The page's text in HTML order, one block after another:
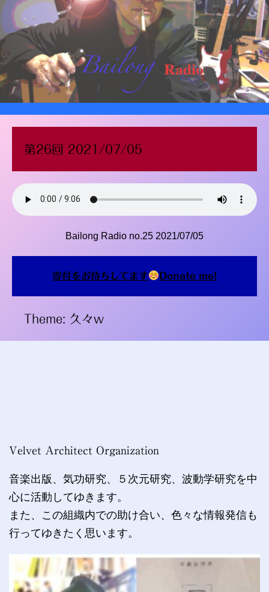
第26回 2021/07/05
Bailong Radio no.25 2021/07/05
寄付をお待ちしてます Donate me!
Theme: 久々w
Velvet Architect Organization
音楽出版、気功研究、５次元研究、波動学研究を中
心に活動してゆきます。
また、この組織内での助け合い、色々な情報発信も
行ってゆきたく思います。